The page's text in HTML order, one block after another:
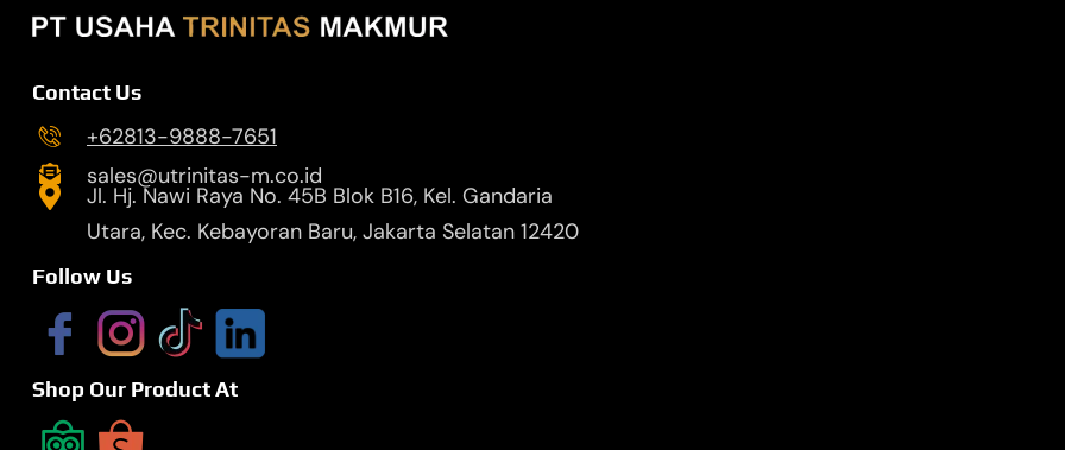
Contact Us
+62813-9888-7651
sales@utrinitas-m.co.id
Jl. Hj. Nawi Raya No. 45B Blok B16, Kel. Gandaria
Utara, Kec. Kebayoran Baru, Jakarta Selatan 12420
Follow Us
Shop Our Product At